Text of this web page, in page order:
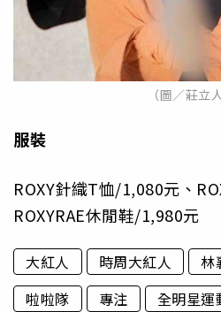
（圖／莊立
服裝
ROXY針織T恤/1,080元、
ROXYRAE休閒鞋/1,980元
大紅人 時周大紅人 林
啦啦隊
專注 全明星運